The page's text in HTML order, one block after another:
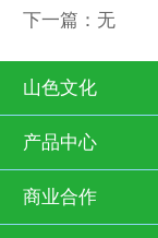
下一篇： 无
山色文化
产品中心
商业合作